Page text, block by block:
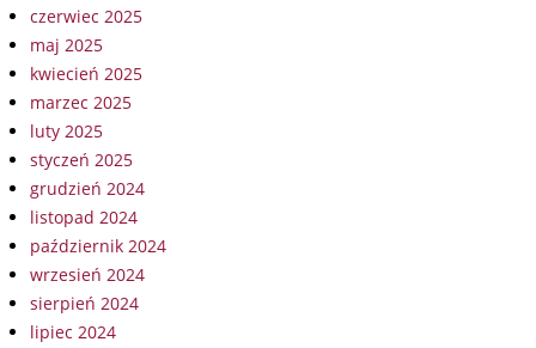
czerwiec 2025
maj 2025
kwiecień 2025
marzec 2025
luty 2025
styczeń 2025
grudzień 2024
listopad 2024
październik 2024
wrzesień 2024
sierpień 2024
lipiec 2024